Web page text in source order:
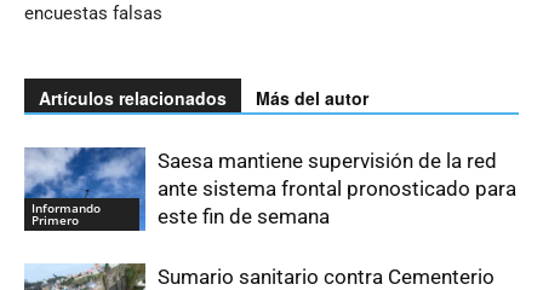
encuestas falsas
Artículos relacionados Más del autor
Informando
Primero
Saesa mantiene supervisión de la red
ante sistema frontal pronosticado para
este fin de semana
Sumario sanitario contra Cementerio